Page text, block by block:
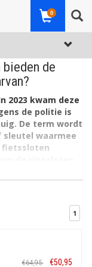
0
de
2023 kwam deze
de politie is
De term wordt
waarmee
fietssloten
(waar de
op de volgende
1
€64,95 €50,95